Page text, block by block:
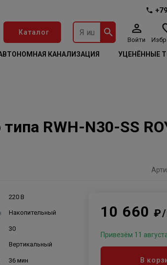
Каталог
Войти
КАНАЛИЗАЦИЯ УЦЕНЁННЫЕ
RWH-N30-SS
220 В
Накопительный
30
Вертикальный
36 мин
10 660
Привезём 11
В